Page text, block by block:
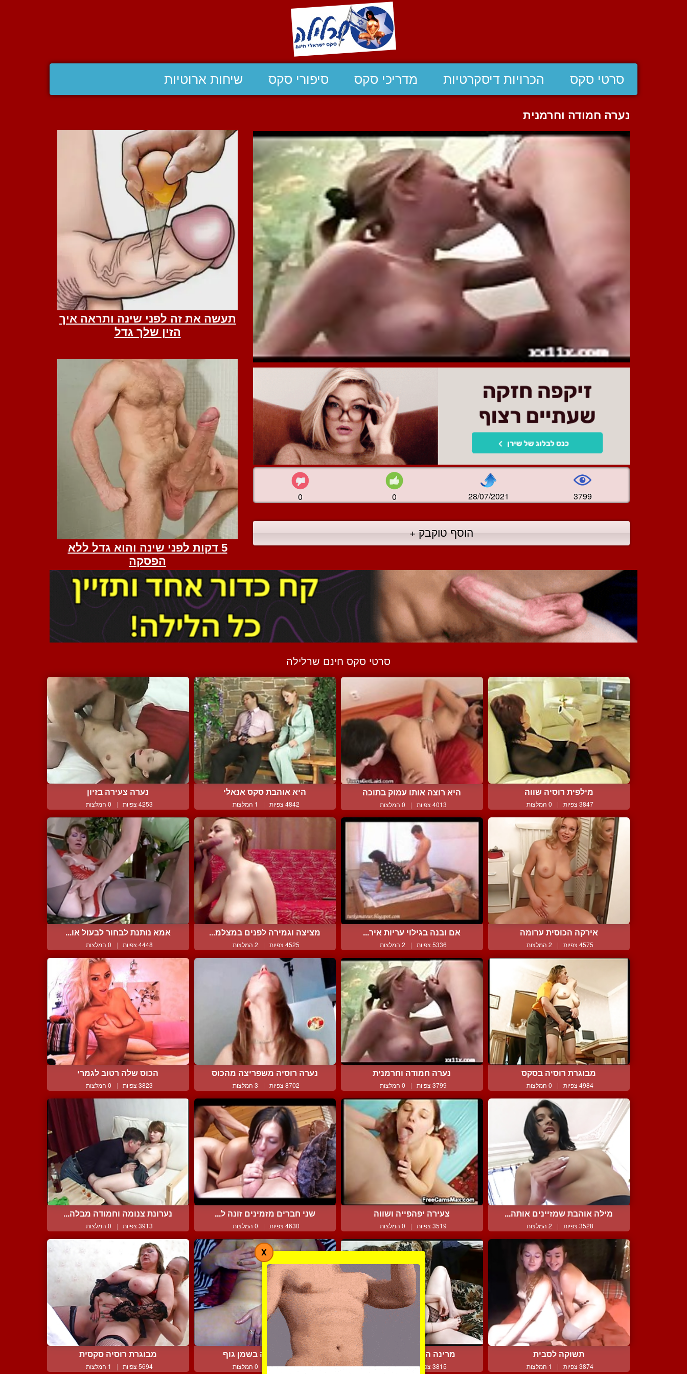
סרטי סקס הכרויות דיסקרטיות מדריכי סקס סיפורי סקס שיחות ארוטיות
נערה חמודה וחרמנית
0 0 28/07/2021 3799
הוסף טוקבק +
סרטי סקס חינם שרלילה
מילפית רוסיה שווה
3847 צפיות | 0 המלצות
היא רוצה אותו עמוק בתוכה
4013 צפיות | 0 המלצות
היא אוהבת סקס אנאלי
4842 צפיות | 1 המלצות
נערה צעירה בזיון
4253 צפיות | 0 המלצות
אירקה הכוסית ערומה
4575 צפיות | 2 המלצות
אם ובנה בגילוי עריות איר...
5336 צפיות | 2 המלצות
מציצה וגמירה לפנים במצלמ...
4525 צפיות | 2 המלצות
אמא נותנת לבחור לבעול או...
4448 צפיות | 0 המלצות
מבוגרת רוסיה בסקס
4984 צפיות | 0 המלצות
נערה חמודה וחרמנית
3799 צפיות | 0 המלצות
נערה רוסיה משפריצה מהכוס
8702 צפיות | 3 המלצות
הכוס שלה רטוב לגמרי
3823 צפיות | 0 המלצות
מילה אוהבת שמזיינים אותה...
3528 צפיות | 2 המלצות
צעירה יפהפייה ושווה
3519 צפיות | 0 המלצות
שני חברים מזמינים זונה ל...
4630 צפיות | 0 המלצות
נערונת צנומה וחמודה מבלה...
3913 צפיות | 0 המלצות
תשוקה לסבית
3874 צפיות | 1 המלצות
מרינה החרמנית מאוננת
3815 צפיות | 1 המלצות
כוסית מרוחה בשמן גוף
3524 צפיות | 0 המלצות
מבוגרת רוסיה סקסית
5694 צפיות | 1 המלצות
X